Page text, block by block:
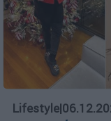
Lifestyle|